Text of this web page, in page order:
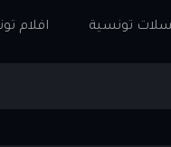
تونسية افلام